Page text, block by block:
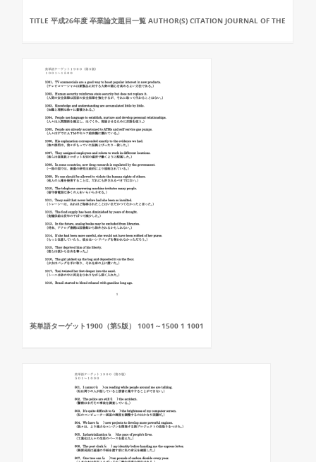
TITLE 平成26年度 卒業論文題目一覧 AUTHOR(S) CITATION JOURNAL OF THE
英単語ターゲット1900（第5版） 1001～1500 1 1001